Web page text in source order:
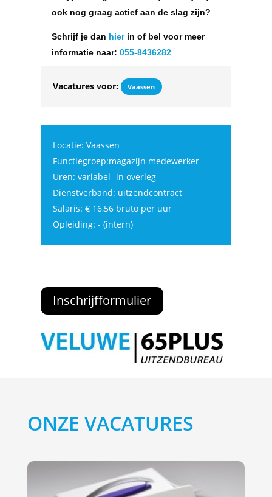
ook nog graag actief aan de slag zijn?
Schrijf je dan hierin of bel voor meer
informatie naar: 055-8436282
Vacatures voor: Vaassen
Locatie: Vaassen
Functiegroep:magazijn medewerker
Uren: variabel- in overleg
Dienstverband: uitzendcontract
Salaris: € 16,56 bruto per uur
Opleiding: - (intern)
Inschrijfformulier
ONZE VACATURES